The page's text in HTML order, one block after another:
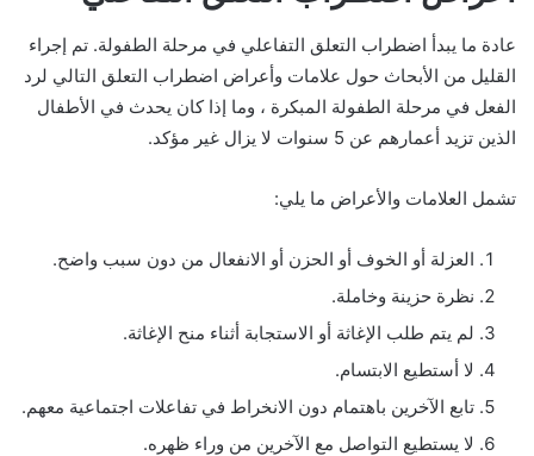
عادة ما يبدأ اضطراب التعلق التفاعلي في مرحلة الطفولة. تم إجراء
القليل من الأبحاث حول علامات وأعراض اضطراب التعلق التالي لرد
الفعل في مرحلة الطفولة المبكرة ، وما إذا كان يحدث في الأطفال
الذين تزيد أعمارهم عن 5 سنوات لا يزال غير مؤكد.
تشمل العلامات والأعراض ما يلي:
العزلة أو الخوف أو الحزن أو الانفعال من دون سبب واضح.
نظرة حزينة وخاملة.
لم يتم طلب الإغاثة أو الاستجابة أثناء منح الإغاثة.
لا أستطيع الابتسام.
تابع الآخرين باهتمام دون الانخراط في تفاعلات اجتماعية معهم.
لا يستطيع التواصل مع الآخرين من وراء ظهره.